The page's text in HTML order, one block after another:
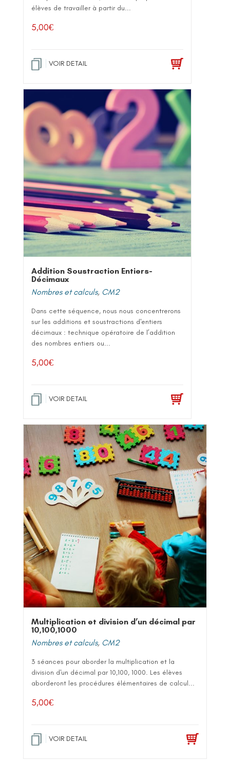
élèves de travailler à partir du...
5,00€
VOIR DETAIL
Addition Soustraction Entiers-
Décimaux
Nombres et calculs, CM2
Dans cette séquence, nous nous concentrerons
sur les additions et soustractions d'entiers
décimaux : technique opératoire de l’addition
des nombres entiers ou...
5,00€
VOIR DETAIL
Multiplication et division d’un décimal par
10,100,1000
Nombres et calculs, CM2
3 séances pour aborder la multiplication et la
division d'un décimal par 10,100, 1000. Les élèves
aborderont les procédures élémentaires de calcul...
5,00€
VOIR DETAIL